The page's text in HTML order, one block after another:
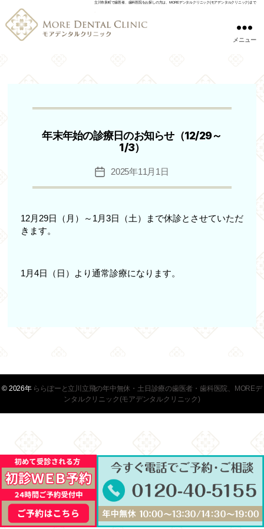
立川市泉町で歯医者、歯科医院をお探しの方は、MOREデンタルクリニック(モアデンタルクリニック)まで
メニュー
年末年始の診療日のお知らせ（12/29～
1/3）
投
稿
2025年11月1日
12月29日（月）～1月3日（土）まで休診とさせていただ
きます。
1月4日（日）より通常診療になります。
© 2026年 ららぽーと立川立飛の年中無休・土日診療の歯医者・歯科医院、MOREデ
ンタルクリニック(モアデンタルクリニック)